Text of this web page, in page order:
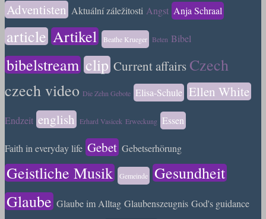
Adventisten Aktuální záležitosti Angst Anja Schraal
article Artikel Beathe Krueger Beten Bibel
bibelstream clip Current affairs Czech
czech video Die Zehn Gebote Elisa-Schule Ellen White
Endzeit english Erhard Vasicek Erweckung Essen
Faith in everyday life Gebet Gebetserhörung
Geistliche Musik Gemeinde
Gesundheit
Glaube Glaube im Alltag Glaubenszeugnis God's guidance